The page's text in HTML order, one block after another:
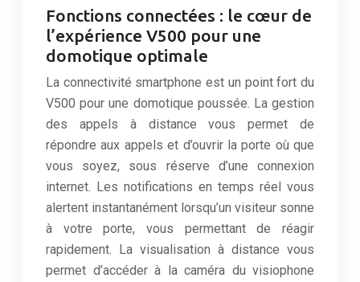
Fonctions connectées : le cœur de
l’expérience V500 pour une
domotique optimale
La connectivité smartphone est un point fort du
V500 pour une domotique poussée. La gestion
des appels à distance vous permet de
répondre aux appels et d’ouvrir la porte où que
vous soyez, sous réserve d’une connexion
internet. Les notifications en temps réel vous
alertent instantanément lorsqu’un visiteur sonne
à votre porte, vous permettant de réagir
rapidement. La visualisation à distance vous
permet d’accéder à la caméra du visiophone